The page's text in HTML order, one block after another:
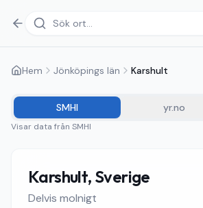
Hem Jönköpings län Karshult
SMHI yr.no
Visar data från SMHI
Karshult, Sverige
Delvis molnigt